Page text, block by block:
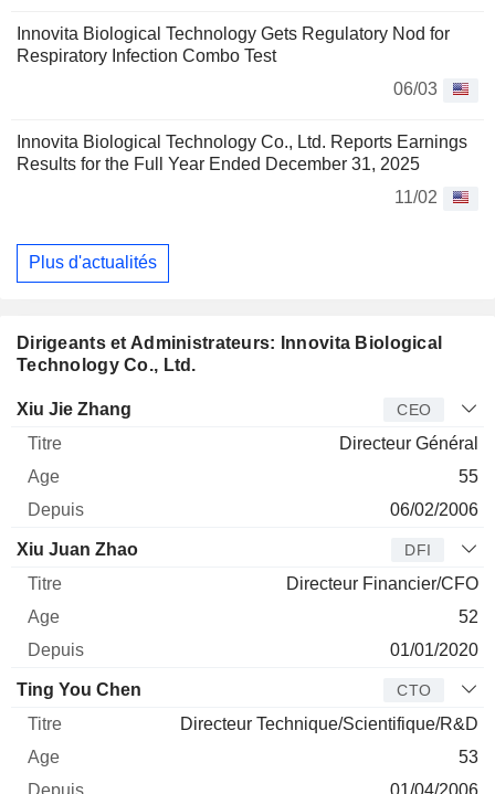
Innovita Biological Technology Gets Regulatory Nod for
Respiratory Infection Combo Test
06/03
Innovita Biological Technology Co., Ltd. Reports Earnings
Results for the Full Year Ended December 31, 2025
11/02
Plus d'actualités
Dirigeants et Administrateurs: Innovita Biological
Technology Co., Ltd.
Dirigeant Titre
Xiu Jie Zhang CEO
Directeur Général
55
06/02/2006
Xiu Juan Zhao DFI
Directeur Financier/CFO
52
01/01/2020
Ting You Chen CTO
Directeur Technique/Scientifique/R&D
53
01/04/2006